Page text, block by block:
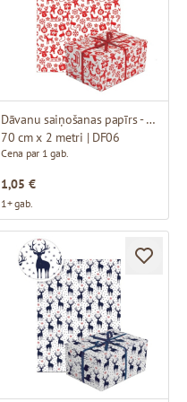
Dāvanu saiņošanas papīrs - ar saldumu dizainu
70 cm x 2 metri | DF06
Cena par 1 gab.
1,05 €
1+ gab.